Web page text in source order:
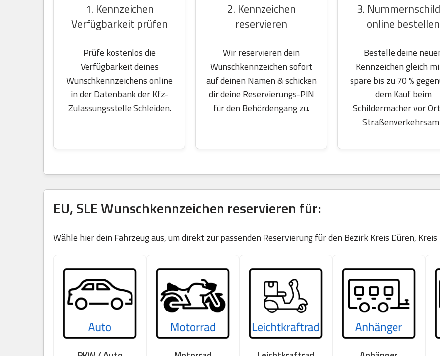
1. Kennzeichen
Verfügbarkeit prüfen
Prüfe kostenlos die
Verfügbarkeit deines
Wunschkennzeichens online
in der Datenbank der Kfz-
Zulassungsstelle Schleiden.
2. Kennzeichen
reservieren
Wir reservieren dein
Wunschkennzeichen sofort
auf deinen Namen & schicken
dir deine Reservierungs-PIN
für den Behördengang zu.
3.
online bestellen
Bestelle deine
Kennzeichen gleich
spare bis zu 70 %
dem Kauf beim
Schildermacher vor
EU, SLE Wunschkennzeichen reservieren für:
Wähle hier dein Fahrzeug aus, um direkt zur passenden Reservierung für den Bezirk Kreis Düren,